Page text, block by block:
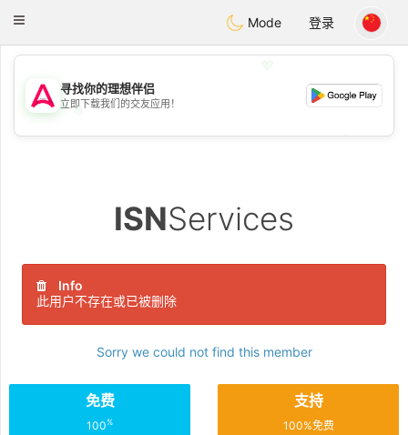
Tantôt
Toggle
Mode 登录
💖
💕
寻找你的理想伴侣
立即下载我们的交友应用！
ISNServices
Info
此用户不存在或已被删除
Sorry we could not find this member
免费
100%
支持
100%免费